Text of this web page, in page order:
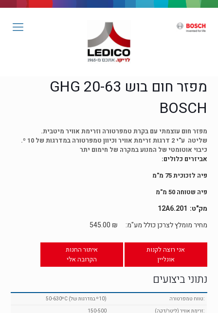
מפזר חום בוש GHG 20-63
BOSCH
מפזר חום עוצמתי עם בקרת טמפרטורה וזרימת אוויר מיטבית.
שליטה ע"י 2 דרגות זרימת אוויר וכיוון טמפרטורה במדרגות של
º 10.
כיבוי אוטומטי של המנוע במקרה של חימום יתר
אביזרים כלולים:
פיה לזכוכית 75 מ"מ
פיה שטוחה 50 מ"מ
12A6.201
מחיר מומלץ לצרכן כולל מע"מ:
545.00 ₪
אני רוצה לקנות
אונליין
איתור החנות
הקרובה אלי
נתוני ביצועים
50-630ºC (במדרגות של º10)
:טווח טמפרטורה
150-500
:זרימת אוויר (ליטר/דקה)